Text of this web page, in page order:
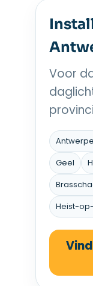
Voor
Geel
Heist-